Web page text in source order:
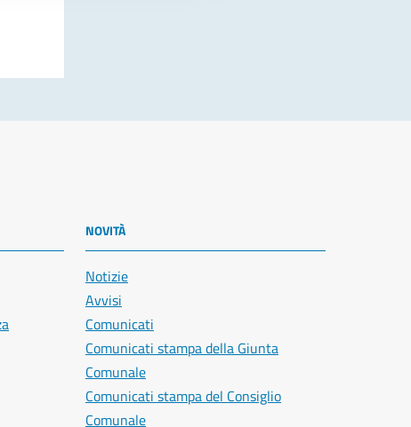
NOVITÀ
Notizie
Avvisi
Comunicati
Comunicati stampa della Giunta
Comunale
Comunicati stampa del Consiglio
Comunale